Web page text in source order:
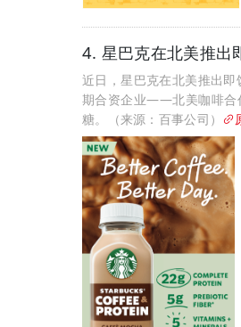
4. 星巴克在北美推出
近日，星巴克在北美推出
期合资企业——北美咖啡合
糖。（来源：百事公司）